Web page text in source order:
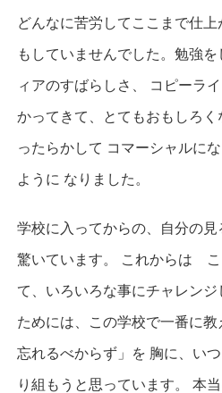
どんなに苦労してここまで仕
もしていませんでした。勉強
ィアのすばらしさ、 コピーラ
かってきて、とてもおもしろ
ったらかして コマーシャルに
ように なりました。
学校に入ってからの、自分の
驚いています。 これからは こ
て、いろいろな事にチャレン
ためには、この学校で一番に
忘れるべからず」を 胸に、い
り組もうと思っています。 本